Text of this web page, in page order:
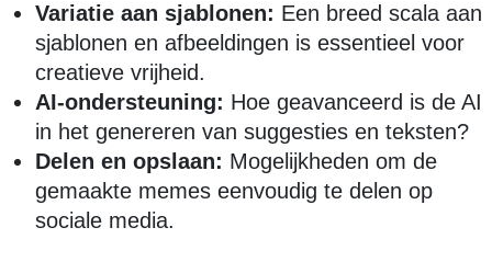
Variatie aan sjablonen: Een breed scala aan
sjablonen en afbeeldingen is essentieel voor
creatieve vrijheid.
AI-ondersteuning: Hoe geavanceerd is de AI
in het genereren van suggesties en teksten?
Delen en opslaan: Mogelijkheden om de
gemaakte memes eenvoudig te delen op
sociale media.